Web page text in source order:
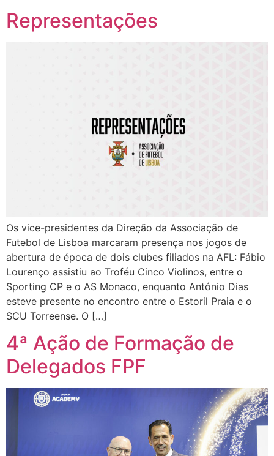
Representações
Os vice-presidentes da Direção da Associação de
Futebol de Lisboa marcaram presença nos jogos de
abertura de época de dois clubes filiados na AFL: Fábio
Lourenço assistiu ao Troféu Cinco Violinos, entre o
Sporting CP e o AS Monaco, enquanto António Dias
esteve presente no encontro entre o Estoril Praia e o
SCU Torreense. O […]
4ª Ação de Formação de
Delegados FPF